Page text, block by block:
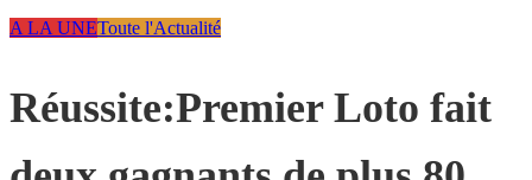
A LA UNEToute l'Actualité
Réussite:Premier Loto fait